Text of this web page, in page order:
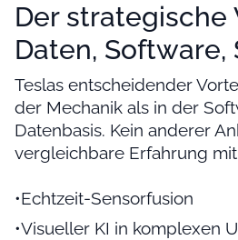
Der strategische
Daten, Software,
Teslas entscheidender
der Mechanik als in der
Datenbasis. Kein anderer
vergleichbare Erfahrung
•Echtzeit-Sensorfusion
•Visueller KI in komplexen